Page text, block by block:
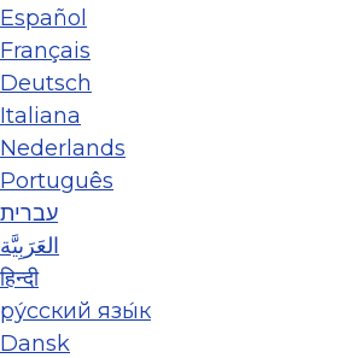
Español
Français
Deutsch
Italiana
Nederlands
Português
עברית
العَرَبِيَّة
हिन्दी
ру́сский язы́к
Dansk